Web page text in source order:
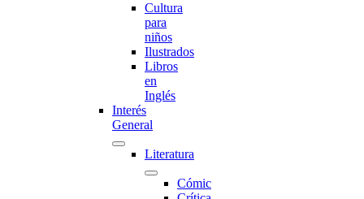
Cultura
para
niños
Ilustrados
Libros
en
Inglés
Interés
General
Literatura
Cómic